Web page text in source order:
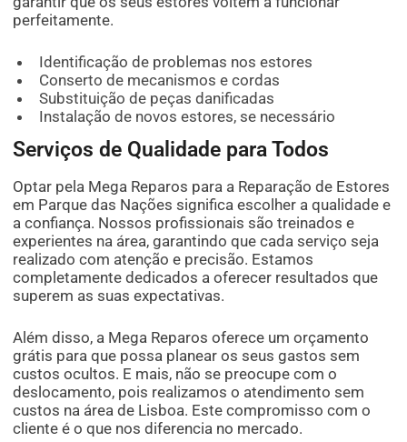
perfeitamente.
Identificação de problemas nos estores
Conserto de mecanismos e cordas
Substituição de peças danificadas
Instalação de novos estores, se necessário
Serviços de Qualidade para Todos
Optar pela Mega Reparos para a Reparação de Estores
em Parque das Nações significa escolher a qualidade e
a confiança. Nossos profissionais são treinados e
experientes na área, garantindo que cada serviço seja
realizado com atenção e precisão. Estamos
completamente dedicados a oferecer resultados que
superem as suas expectativas.
Além disso, a Mega Reparos oferece um orçamento
grátis para que possa planear os seus gastos sem
custos ocultos. E mais, não se preocupe com o
deslocamento, pois realizamos o atendimento sem
custos na área de Lisboa. Este compromisso com o
cliente é o que nos diferencia no mercado.